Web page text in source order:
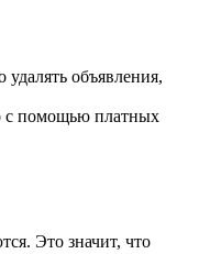
удалять объявления,
с помощью платных
Это значит, что